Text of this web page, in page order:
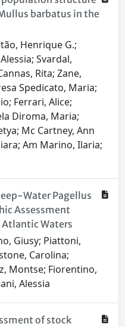
barbatus in the
Henrique G.;
Svardal,
Rita; Zane,
Spedicato, Maria;
Ferrari, Alice;
Diroma, Maria;
Mc Cartney, Ann
Am Marino, Ilaria;
Water Pagellus
Assessment
Waters
Giusy; Piattoni,
Carolina;
Montse; Fiorentino,
Alessia
of stock